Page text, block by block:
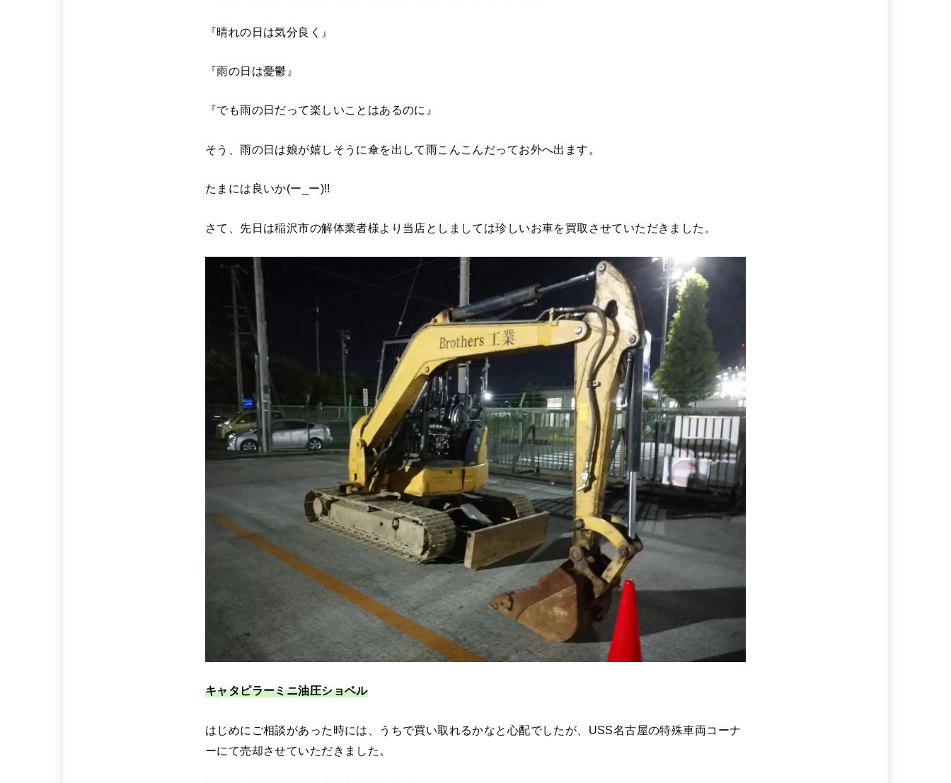
『晴れの日は気分良く』
『雨の日は憂鬱』
『でも雨の日だって楽しいことはあるのに』
そう、雨の日は娘が嬉しそうに傘を出して雨こんこんだってお外へ出ます。
たまには良いか(ー_ー)!!
さて、先日は稲沢市の解体業者様より当店としましては珍しいお車を買取させていただきました。
キャタピラーミニ油圧ショベル
はじめにご相談があった時には、うちで買い取れるかなと心配でしたが、USS名古屋の特殊車両コーナ
ーにて売却させていただきました。